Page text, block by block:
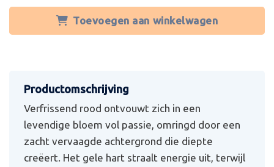
Toevoegen aan winkelwagen
Verfrissend rood ontvouwt zich in een
levendige bloem vol passie, omringd door een
zacht vervaagde achtergrond die diepte
creëert. Het gele hart straalt energie uit, terwijl